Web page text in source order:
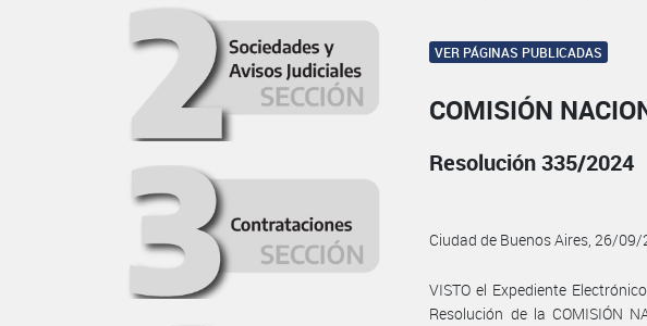
VER PÁGINAS PUBLICADAS
COMISIÓN
Resolución 335/2024
Ciudad de Buenos Aires, 26/
VISTO el Expediente
Resolución de la COMISIÓN